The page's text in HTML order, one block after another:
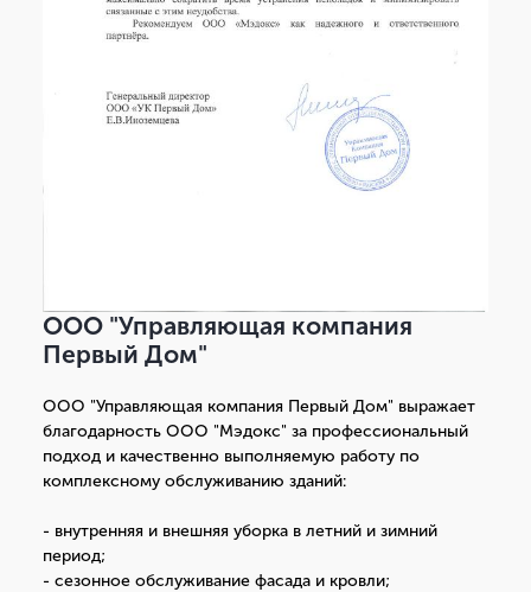
ООО "Управляющая компания
Первый Дом"
ООО "Управляющая компания Первый Дом" выражает
благодарность ООО "Мэдокс" за профессиональный
подход и качественно выполняемую работу по
комплексному обслуживанию зданий:
- внутренняя и внешняя уборка в летний и зимний
период;
- сезонное обслуживание фасада и кровли;